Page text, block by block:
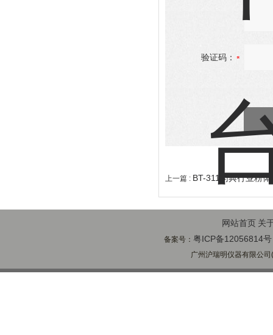
验证码：
上一篇 : BT-311药典行业粉
网站首页 关
备案号： 粤ICP备12056814号
广州沪瑞明仪器有限公